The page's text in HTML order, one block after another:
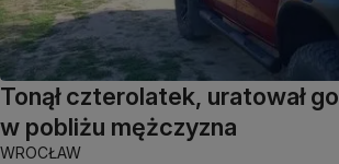
Tonął czterolatek, uratował
w pobliżu mężczyzna
WROCŁAW